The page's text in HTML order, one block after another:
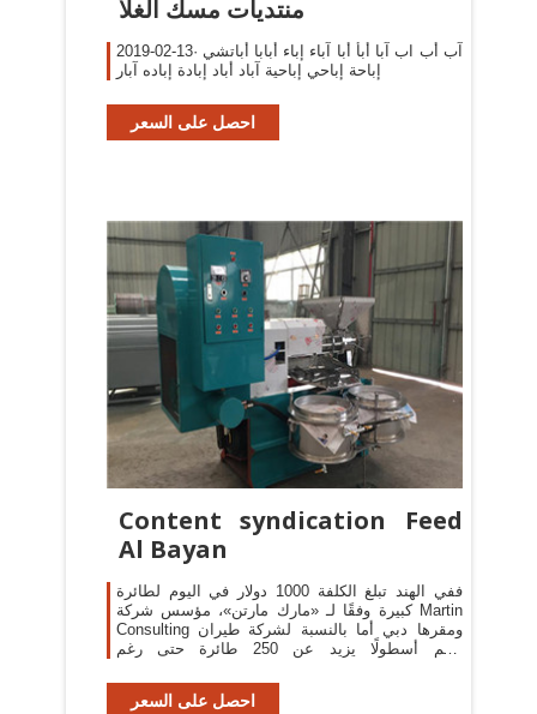
منتديات مسك الغلا
2019-02-13· آب أب اب آبا أبأ أبا آباء إباء أبابا أباتشي
إباحة إباحي إباحية آباد أباد إبادة إباده آبار
احصل على السعر
Content syndication Feed
Al Bayan
ففي الهند تبلغ الكلفة 1000 دولار في اليوم لطائرة
كبيرة وفقًا لـ «مارك مارتن»، مؤسس شركة Martin
Consulting ومقرها دبي أما بالنسبة لشركة طيران
تضم أسطولًا يزيد عن 250 طائرة حتى رغم
احصل على السعر